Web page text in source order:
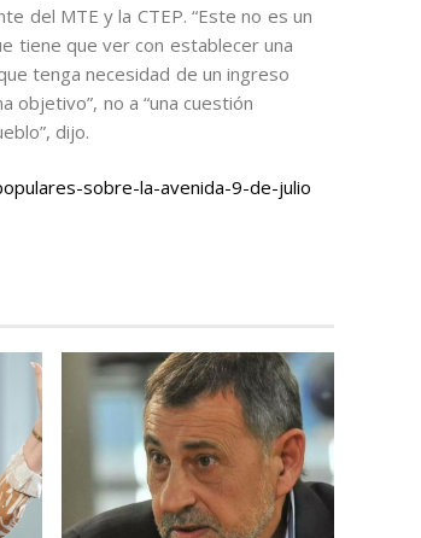
del MTE y la CTEP. “Este no es un
tiene que ver con establecer una
tenga necesidad de un ingreso
objetivo”, no a “una cuestión
dijo.
sobre-la-avenida-9-de-julio